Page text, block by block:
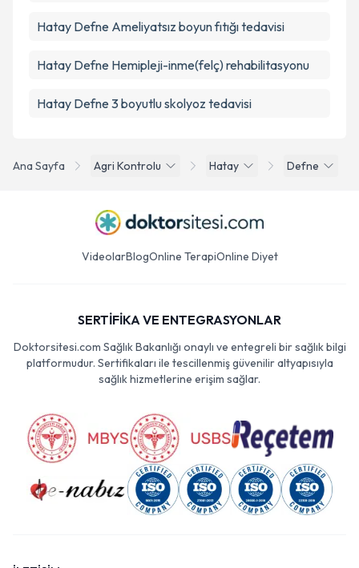
Ana Sayfa Agri Kontrolu Hatay Defne
Hatay Defne Ameliyatsız boyun fıtığı tedavisi
Hatay Defne Hemipleji-inme(felç) rehabilitasyonu
Hatay Defne 3 boyutlu skolyoz tedavisi
VideolarBlogOnline TerapiOnline Diyet
SERTİFİKA VE ENTEGRASYONLAR
Doktorsitesi.com Sağlık Bakanlığı onaylı ve entegreli bir sağlık bilgi
platformudur. Sertifikaları ile tescillenmiş güvenilir altyapısıyla
sağlık hizmetlerine erişim sağlar.